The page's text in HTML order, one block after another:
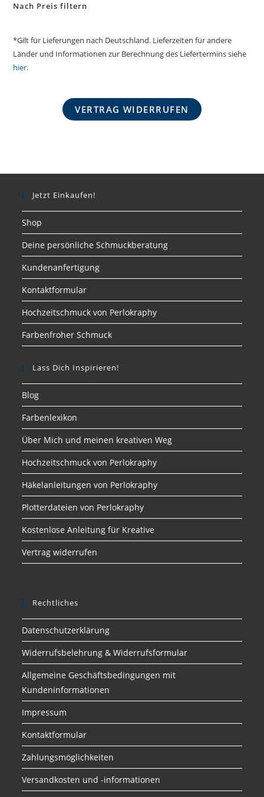
Nach Preis filtern
*Gilt für Lieferungen nach Deutschland. Lieferzeiten für andere
Länder und Informationen zur Berechnung des Liefertermins siehe
hier.
VERTRAG WIDERRUFEN
Jetzt Einkaufen!
Shop
Deine persönliche Schmuckberatung
Kundenanfertigung
Kontaktformular
Hochzeitschmuck von Perlokraphy
Farbenfroher Schmuck
Lass Dich Inspirieren!
Blog
Farbenlexikon
Über Mich und meinen kreativen Weg
Hochzeitschmuck von Perlokraphy
Häkelanleitungen von Perlokraphy
Plotterdateien von Perlokraphy
Kostenlose Anleitung für Kreative
Vertrag widerrufen
Rechtliches
Datenschutzerklärung
Widerrufsbelehrung & Widerrufsformular
Allgemeine Geschäftsbedingungen mit
Kundeninformationen
Impressum
Kontaktformular
Zahlungsmöglichkeiten
Versandkosten und -informationen